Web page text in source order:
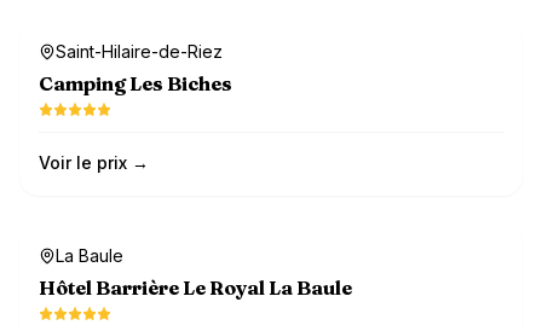
Dog-friendly
Saint-Hilaire-de-Riez
Camping Les Biches
Voir le prix →
Dog-friendly
La Baule
Hôtel Barrière Le Royal La Baule